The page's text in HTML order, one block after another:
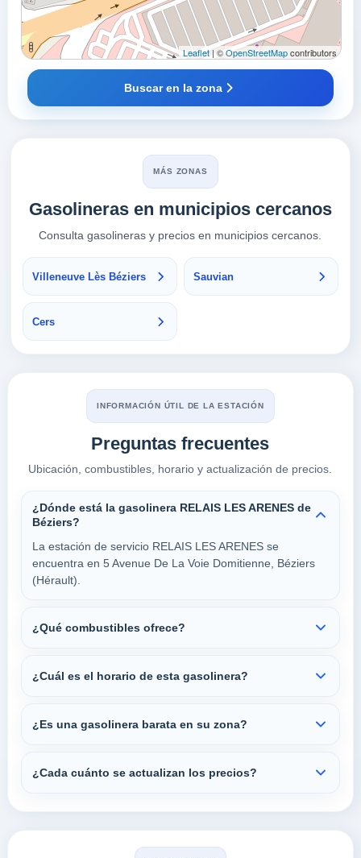
Leaflet| ©OpenStreetMapcontributors
Buscar en la zona
MÁS ZONAS
Gasolineras en municipios cercanos
Consulta gasolineras y precios en municipios cercanos.
Villeneuve Lès Béziers Sauvian
Cers
INFORMACIÓN ÚTIL DE LA ESTACIÓN
Preguntas frecuentes
Ubicación, combustibles, horario y actualización de precios.
¿Dónde está la gasolinera RELAIS LES ARENES de
Béziers?
La estación de servicio RELAIS LES ARENES se
encuentra en 5 Avenue De La Voie Domitienne, Béziers
(Hérault).
¿Qué combustibles ofrece?
¿Cuál es el horario de esta gasolinera?
¿Es una gasolinera barata en su zona?
¿Cada cuánto se actualizan los precios?